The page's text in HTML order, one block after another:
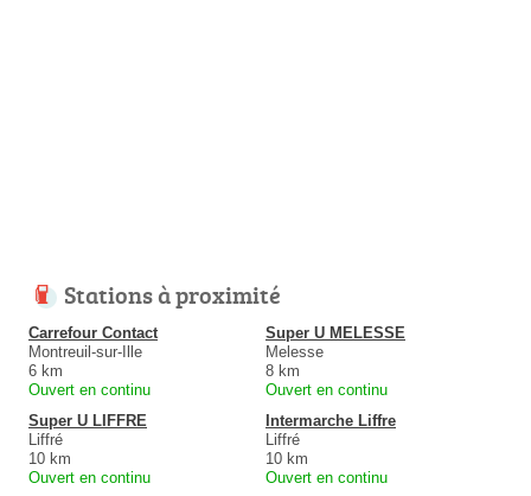
Stations à proximité
Carrefour Contact
Montreuil-sur-Ille
6 km
Ouvert en continu
Super U MELESSE
Melesse
8 km
Ouvert en continu
Super U LIFFRE
Liffré
10 km
Ouvert en continu
Intermarche Liffre
Liffré
10 km
Ouvert en continu